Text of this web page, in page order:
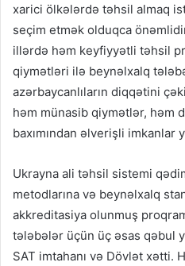
xarici ölkələrdə təhsil almaq
seçim etmək olduqca
illərdə həm keyfiyyətli təhsil
qiymətləri ilə beynəlxalq
azərbaycanlıların diqqətini
həm münasib qiymətlər, həm
baxımından əlverişli imkanlar
Ukrayna ali təhsil sistemi
metodlarına və beynəlxalq
akkreditasiya olunmuş
tələbələr üçün üç əsas qəbul
SAT imtahanı və Dövlət xətti.